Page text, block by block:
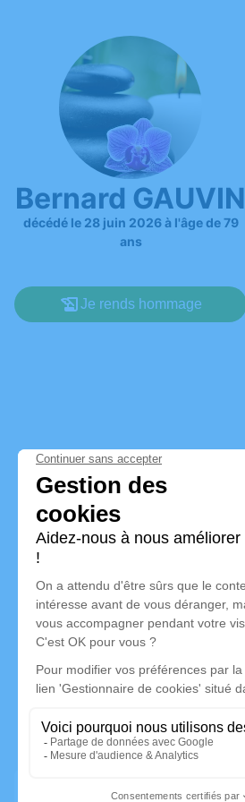
Bernard GAUVIN
décédé le 28 juin 2026 à l'âge de 79
ans
Je rends hommage